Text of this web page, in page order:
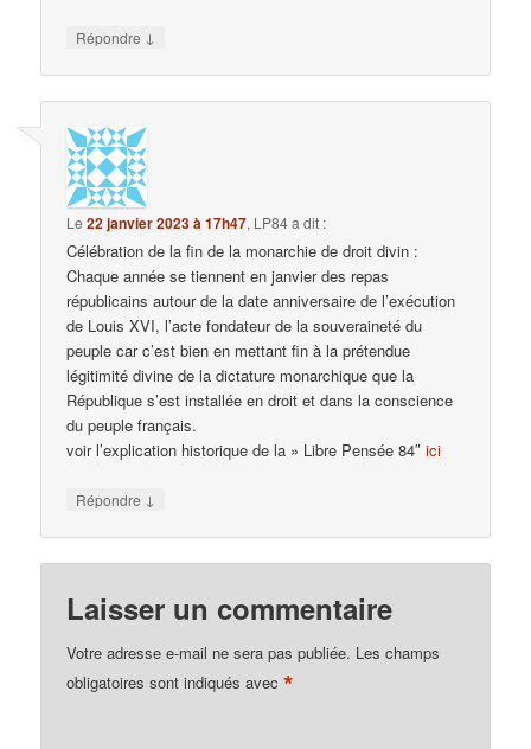
Répondre ↓
Le22 janvier 2023 à 17h47, LP84a dit :
Célébration de la fin de la monarchie de droit divin :
Chaque année se tiennent en janvier des repas
républicains autour de la date anniversaire de l’exécution
de Louis XVI, l’acte fondateur de la souveraineté du
peuple car c’est bien en mettant fin à la prétendue
légitimité divine de la dictature monarchique que la
République s’est installée en droit et dans la conscience
du peuple français.
voir l’explication historique de la » Libre Pensée 84″ici
Répondre ↓
Laisser un commentaire
Votre adresse e-mail ne sera pas publiée. Les champs
obligatoires sont indiqués avec*